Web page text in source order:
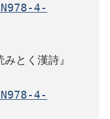
4-
4-